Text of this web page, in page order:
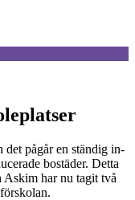
pågår en ständig in-
bostäder. Detta
Askim har nu tagit två